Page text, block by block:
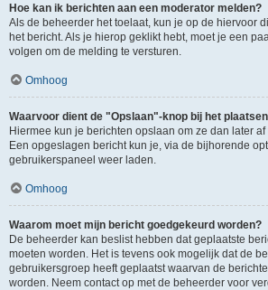
Hoe kan ik berichten aan een moderator melden?
Als de beheerder het toelaat, kun je op de hiervoor
het bericht. Als je hierop geklikt hebt, moet je een
volgen om de melding te versturen.
Omhoog
Waarvoor dient de "Opslaan"-knop bij het
Hiermee kun je berichten opslaan om ze dan later
Een opgeslagen bericht kun je, via de bijhorende
gebruikerspaneel weer laden.
Omhoog
Waarom moet mijn bericht goedgekeurd worden?
De beheerder kan beslist hebben dat geplaatste
moeten worden. Het is tevens ook mogelijk dat de
gebruikersgroep heeft geplaatst waarvan de
worden. Neem contact op met de beheerder voor